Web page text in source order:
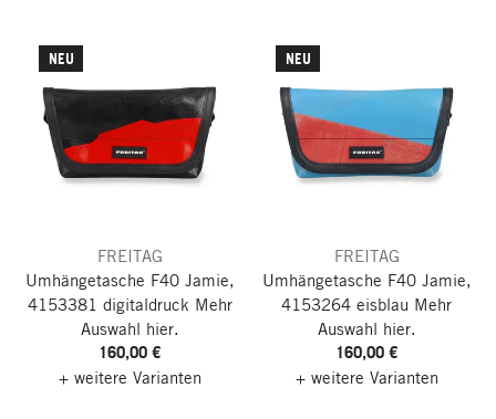
NEU
FREITAG
Umhängetasche F40 Jamie,
4153381 digitaldruck Mehr
Auswahl hier.
160,00 €
+ weitere Varianten
NEU
FREITAG
Umhängetasche F40 Jamie,
4153264 eisblau Mehr
Auswahl hier.
160,00 €
+ weitere Varianten